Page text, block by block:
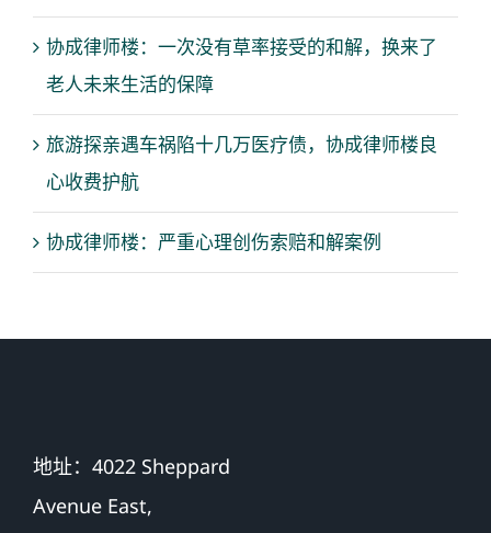
协成律师楼：一次没有草率接受的和解，换来了
老人未来生活的保障
旅游探亲遇车祸陷十几万医疗债，协成律师楼良
心收费护航
协成律师楼：严重心理创伤索赔和解案例
地址：4022 Sheppard
Avenue East,